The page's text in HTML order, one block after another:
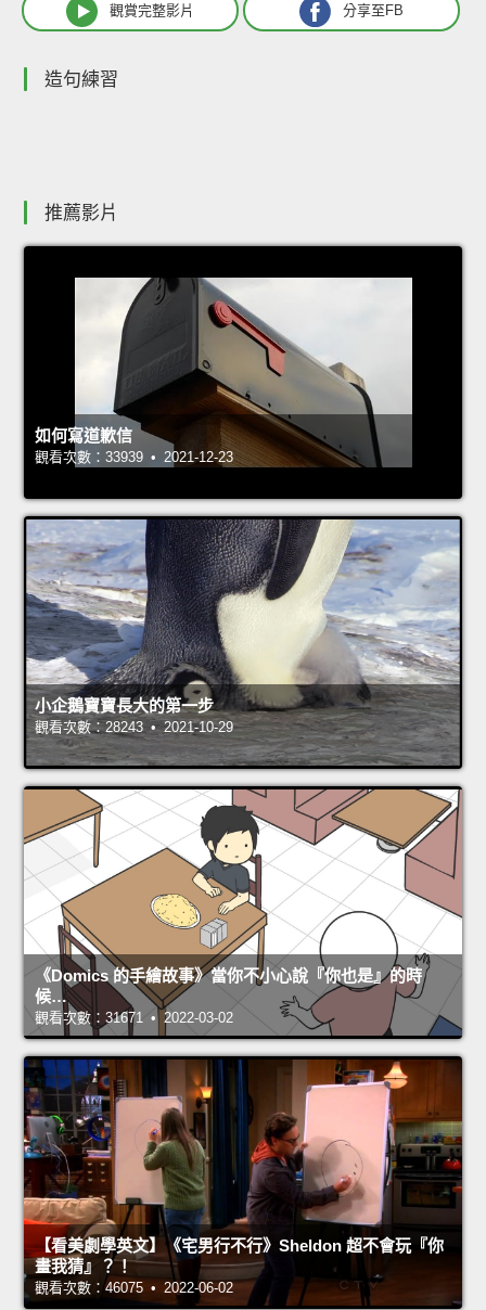
觀賞完整影片 分享至FB
造句練習
推薦影片
如何寫道歉信
觀看次數：33939 • 2021-12-23
小企鵝寶寶長大的第一步
觀看次數：28243 • 2021-10-29
《Domics 的手繪故事》當你不小心說『你也是』的時
候…
觀看次數：31671 • 2022-03-02
【看美劇學英文】《宅男行不行》Sheldon 超不會玩『你
畫我猜』？！
觀看次數：46075 • 2022-06-02